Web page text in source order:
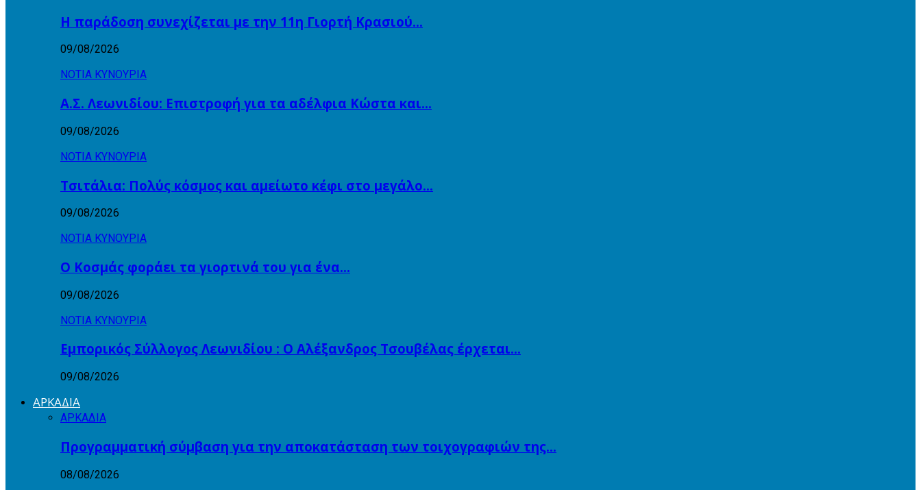
Η παράδοση συνεχίζεται με την 11η Γιορτή Κρασιού…
09/08/2026
ΝΟΤΙΑ ΚΥΝΟΥΡΙΑ
Α.Σ. Λεωνιδίου: Επιστροφή για τα αδέλφια Κώστα και…
09/08/2026
ΝΟΤΙΑ ΚΥΝΟΥΡΙΑ
Τσιτάλια: Πολύς κόσμος και αμείωτο κέφι στο μεγάλο…
09/08/2026
ΝΟΤΙΑ ΚΥΝΟΥΡΙΑ
Ο Κοσμάς φοράει τα γιορτινά του για ένα…
09/08/2026
ΝΟΤΙΑ ΚΥΝΟΥΡΙΑ
Εμπορικός Σύλλογος Λεωνιδίου : Ο Αλέξανδρος Τσουβέλας έρχεται…
09/08/2026
ΑΡΚΑΔΙΑ
ΑΡΚΑΔΙΑ
Προγραμματική σύμβαση για την αποκατάσταση των τοιχογραφιών της…
08/08/2026